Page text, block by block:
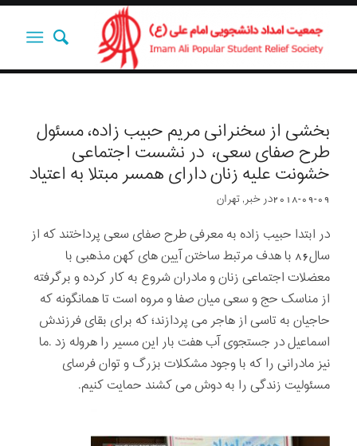
بخشی از سخنرانی مریم حبیب زاده، مسئول
طرح صفای سعی، ‌ در نشست اجتماعی
خشونت علیه زنان دارای همسر مبتلا به اعتیاد
2018-09-09درخبر,تهران
در ابتدا حبيب زاده به معرفی طرح صفای سعی پرداختند که از
سال86 با هدف مرتبط ساختن آیین های کهن مذهبی با
معضلات اجتماعی زنان و مادران شروع به کار کرده و برگرفته
از مناسک حج و سعی میان صفا و مروه است تا همانگونه که
حاجیان به تاسی از هاجر می پردازند؛ که برای بقای فرزندش
اسماعیل در جستجوی آب هفت بار این مسیر را هروله زد .ما
نیز مادرانی را که با وجود مشکلات بزرگ و توان فرسای
مسئولیت زندگی را به دوش می کشند حمایت کنیم.‌